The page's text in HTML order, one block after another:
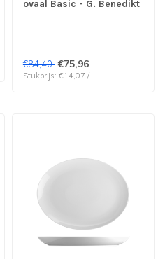
ovaal Basic - G. Benedikt
€84,40 €75,96
Stukprijs: €14,07 /